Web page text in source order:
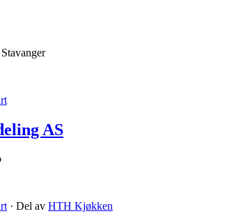
AS
· Del av HTH Kjøkken